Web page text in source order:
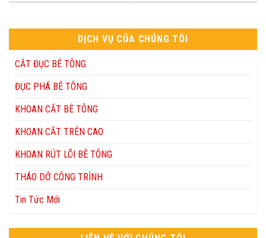
DỊCH VỤ CỦA CHÚNG TÔI
CẮT ĐỤC BÊ TÔNG
ĐỤC PHÁ BÊ TÔNG
KHOAN CẮT BÊ TÔNG
KHOAN CẮT TRÊN CAO
KHOAN RÚT LÕI BÊ TÔNG
THÁO DỞ CÔNG TRÌNH
Tin Tức Mới